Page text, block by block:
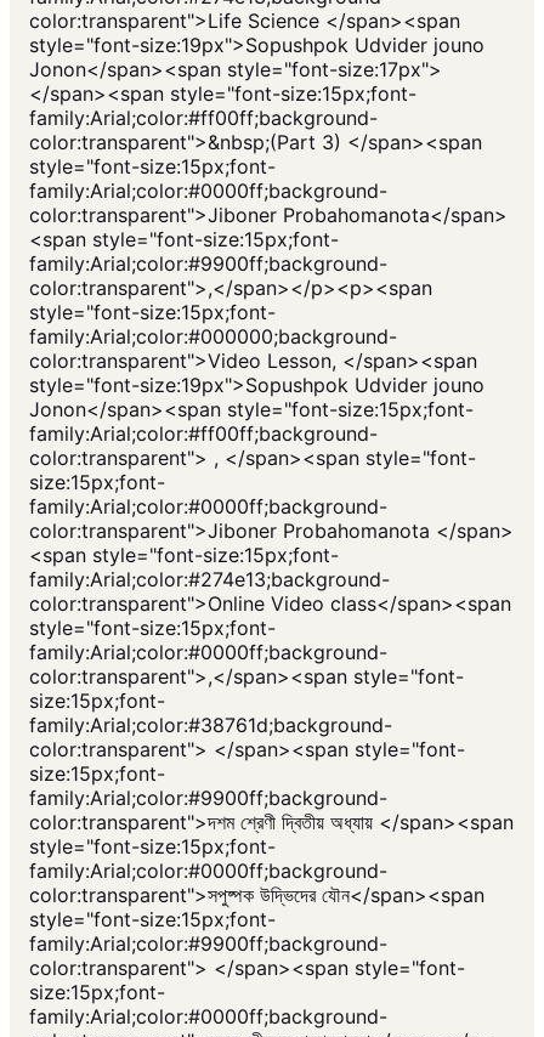
color:transparent">Life Science </span><span
style="font-size:19px">Sopushpok Udvider jouno
Jonon</span><span style="font-size:17px">
</span><span style="font-size:15px;font-
family:Arial;color:#ff00ff;background-
color:transparent">&nbsp;(Part 3) </span><span
style="font-size:15px;font-
family:Arial;color:#0000ff;background-
color:transparent">Jiboner Probahomanota</span>
<span style="font-size:15px;font-
family:Arial;color:#9900ff;background-
color:transparent">,</span></p><p><span
style="font-size:15px;font-
family:Arial;color:#000000;background-
color:transparent">Video Lesson, </span><span
style="font-size:19px">Sopushpok Udvider jouno
Jonon</span><span style="font-size:15px;font-
family:Arial;color:#ff00ff;background-
color:transparent"> , </span><span style="font-
size:15px;font-
family:Arial;color:#0000ff;background-
color:transparent">Jiboner Probahomanota </span>
<span style="font-size:15px;font-
family:Arial;color:#274e13;background-
color:transparent">Online Video class</span><span
style="font-size:15px;font-
family:Arial;color:#0000ff;background-
color:transparent">,</span><span style="font-
size:15px;font-
family:Arial;color:#38761d;background-
color:transparent"> </span><span style="font-
size:15px;font-
family:Arial;color:#9900ff;background-
color:transparent">দশম শ্রেণী দ্বিতীয় অধ্যায় </span><span
style="font-size:15px;font-
family:Arial;color:#0000ff;background-
color:transparent">সপুষ্পক উদ্ভিদের যৌন</span><span
style="font-size:15px;font-
family:Arial;color:#9900ff;background-
color:transparent"> </span><span style="font-
size:15px;font-
family:Arial;color:#0000ff;background-